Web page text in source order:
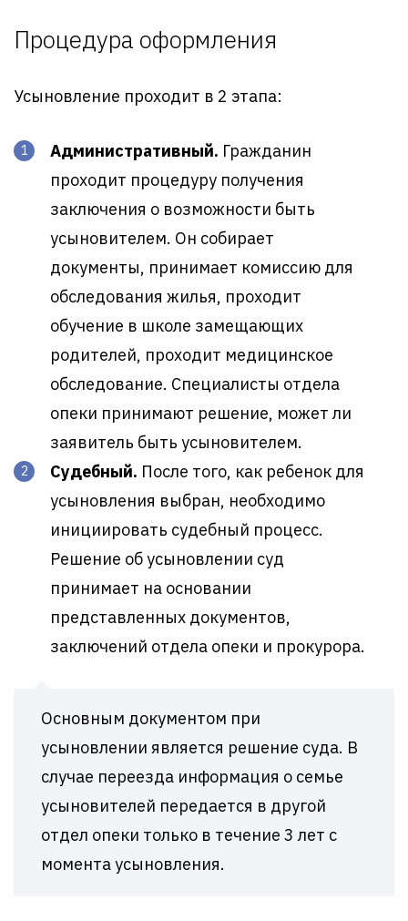
Процедура оформления
Усыновление проходит в 2 этапа:
Административный. Гражданин
проходит процедуру получения
заключения о возможности быть
усыновителем. Он собирает
документы, принимает комиссию для
обследования жилья, проходит
обучение в школе замещающих
родителей, проходит медицинское
обследование. Специалисты отдела
опеки принимают решение, может ли
заявитель быть усыновителем.
Судебный. После того, как ребенок для
усыновления выбран, необходимо
инициировать судебный процесс.
Решение об усыновлении суд
принимает на основании
представленных документов,
заключений отдела опеки и прокурора.
Основным документом при
усыновлении является решение суда. В
случае переезда информация о семье
усыновителей передается в другой
отдел опеки только в течение 3 лет с
момента усыновления.